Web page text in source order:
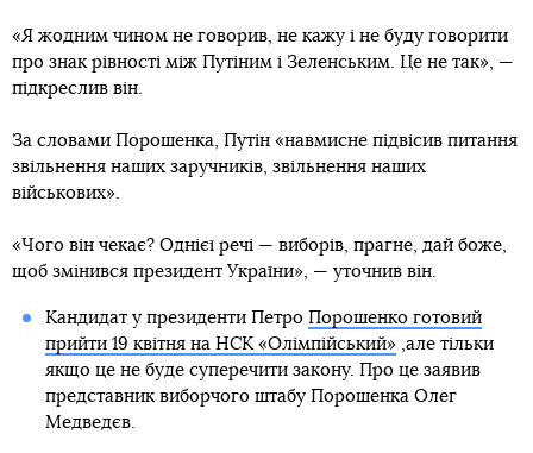
«Я жодним чином не говорив, не кажу і не буду говорити
про знак рівності між Путіним і Зеленським. Це не так», —
підкреслив він.
За словами Порошенка, Путін «навмисне підвісив питання
звільнення наших заручників, звільнення наших
військових».
«Чого він чекає? Однієї речі — виборів, прагне, дай боже,
щоб змінився президент України», — уточнив він.
Кандидат у президенти Петро Порошенко готовий
прийти 19 квітня на НСК «Олімпійський»,але тільки
якщо це не буде суперечити закону. Про це заявив
представник виборчого штабу Порошенка Олег
Медведєв.